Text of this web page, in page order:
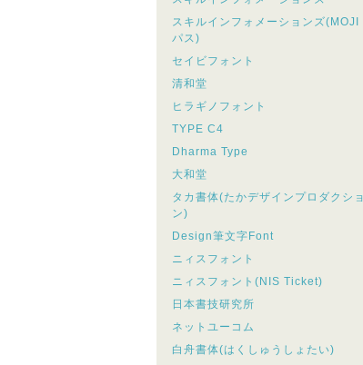
スキルインフォメーションズ(MOJI
パス)
セイビフォント
清和堂
ヒラギノフォント
TYPE C4
Dharma Type
大和堂
タカ書体(たかデザインプロダクショ
ン)
Design筆文字Font
ニィスフォント
ニィスフォント(NIS Ticket)
日本書技研究所
ネットユーコム
白舟書体(はくしゅうしょたい)